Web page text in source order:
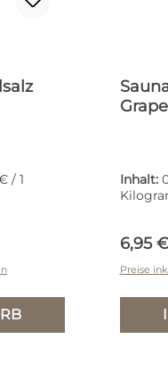
/ 1
Inhalt:
6,95 €
Preise